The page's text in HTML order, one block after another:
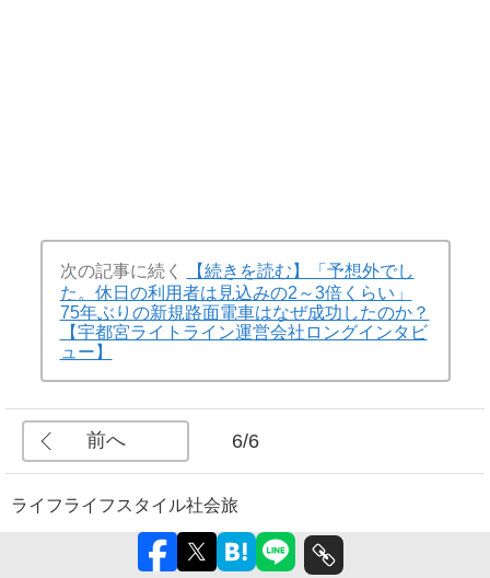
次の記事に続く
【続きを読む】「予想外でし
た。休日の利用者は見込みの2～3倍くらい」
75年ぶりの新規路面電車はなぜ成功したのか？
【宇都宮ライトライン運営会社ロングインタビ
ュー】
前へ 6/6
ライフライフスタイル社会旅